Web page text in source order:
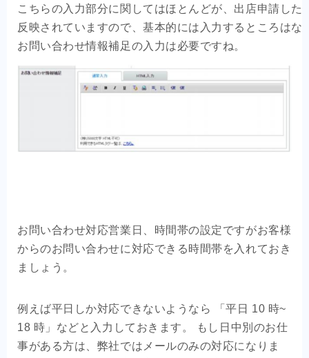
こちらの入力部分に関してはほとんどが、出店申請した
反映されていますので、基本的には入力するところはな
お問い合わせ対応営業日、時間帯の設定ですがお客様
からのお問い合わせに対応できる時間帯を入れておき
ましょう。
例えば平日しか対応できないようなら 「平日 10 時~
18 時」などと入力しておきます。 もし日中別のお仕
事がある方は、弊社ではメールのみの対応になりま